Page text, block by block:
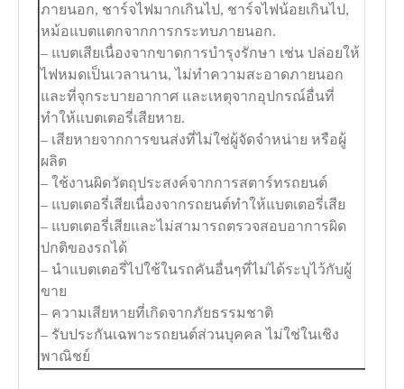
ภายนอก, ชาร์จไฟมากเกินไป, ชาร์จไฟน้อยเกินไป,
หม้อแบตแตกจากการกระทบภายนอก.
– แบตเสียเนื่องจากขาดการบำรุงรักษา เช่น ปล่อยให้
ไฟหมดเป็นเวลานาน, ไม่ทำความสะอาดภายนอก
และที่จุกระบายอากาศ และเหตุจากอุปกรณ์อื่นที่
ทำให้แบตเตอรี่เสียหาย.
– เสียหายจากการขนส่งที่ไม่ใช่ผู้จัดจำหน่าย หรือผู้
ผลิต
– ใช้งานผิดวัตถุประสงค์จากการสตาร์ทรถยนต์
– แบตเตอรี่เสียเนื่องจากรถยนต์ทำให้แบตเตอรี่เสีย
– แบตเตอรี่เสียและไม่สามารถตรวจสอบอาการผิด
ปกติของรถได้
– นำแบตเตอรี่ไปใช้ในรถคันอื่นๆที่ไม่ได้ระบุไว้กับผู้
ขาย
– ความเสียหายที่เกิดจากภัยธรรมชาติ
– รับประกันเฉพาะรถยนต์ส่วนบุคคล ไม่ใช่ในเชิง
พาณิชย์